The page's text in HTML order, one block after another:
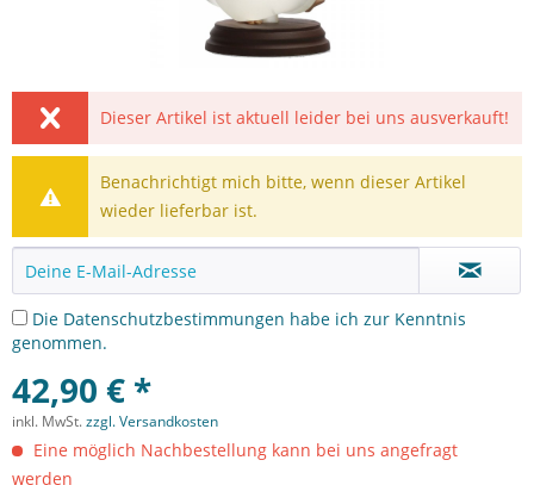
Dieser Artikel ist aktuell leider bei uns ausverkauft!
Benachrichtigt mich bitte, wenn dieser Artikel
wieder lieferbar ist.
Die Datenschutzbestimmungen habe ich zur Kenntnis
genommen.
42,90 € *
inkl. MwSt.zzgl. Versandkosten
Eine möglich Nachbestellung kann bei uns angefragt
werden